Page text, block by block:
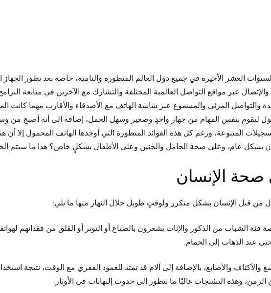
العشر الأخيرة في جميع دول العالم المتطورة والنامية، خاصة بعد تطور
عبر مواقع التواصل العالمية المختلفة والتشارك مع الآخرين في متابعة
والتواصل المرئي والمسموع عبر شاشة الهاتف مع الأصدقاء والأقارب مهما كانت
ليقوم بنفس المهام من جهاز واحدٍ وصغير وسهل الحمل، إضافة إلى أنه أصبح من
المتنوعة، ورغم كل هذه الفوائد المتطورة التي أوجدها الهاتف المحمول إلا
بشكل عام، وعلى صحة الحامل والجنين وعلى الأطفال بشكلٍ خاص؟ هذا ما سيتم
صحة الإنسان
من قبل الإنسان بشكل متكرر ولوقتٍ طويل خلال النهار منها ما يلي:
الشباب من الذكور والإناث يشعرون بالضياع أو التوتر أو القلق من فقدانهم
عند الذهاب إلى الحمام.
والأصابع، بالإضافة إلى آلام قد تمتد للعمود الفقري مع الوقت، نتيجة
وهذه التشنجات غالبًا ما تتطور إلى حدوث إلتهابات في الأوتار.